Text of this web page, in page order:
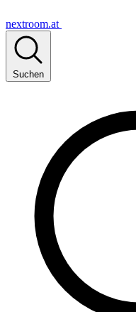
nextroom.at
Suchen